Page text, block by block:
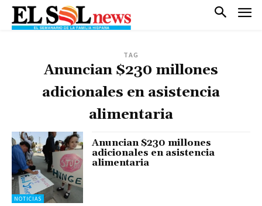
TAG
Anuncian $230 millones
adicionales en asistencia
alimentaria
NOTICIAS
Anuncian $230 millones
adicionales en asistencia
alimentaria